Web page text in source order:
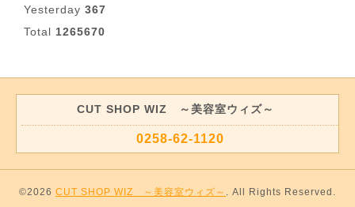
Yesterday 367
Total 1265670
CUT SHOP WIZ ～美容室ウィズ～
0258-62-1120
©2026 CUT SHOP WIZ ～美容室ウィズ～ . All Rights Reserved.